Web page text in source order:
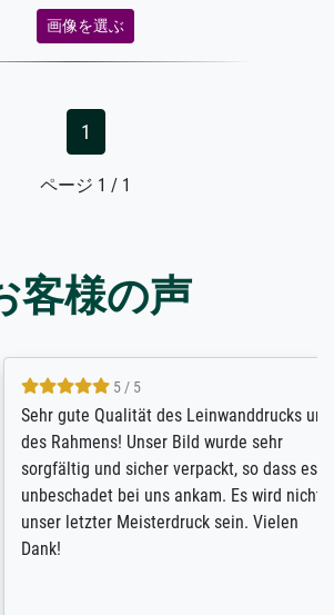
画像を選ぶ
1
ページ 1 / 1
客様の声
5 / 5
Qualität des Leinwanddrucks und
Unser Bild wurde sehr
und sicher verpackt, so dass es
bei uns ankam. Es wird nicht
Meisterdruck sein. Vielen